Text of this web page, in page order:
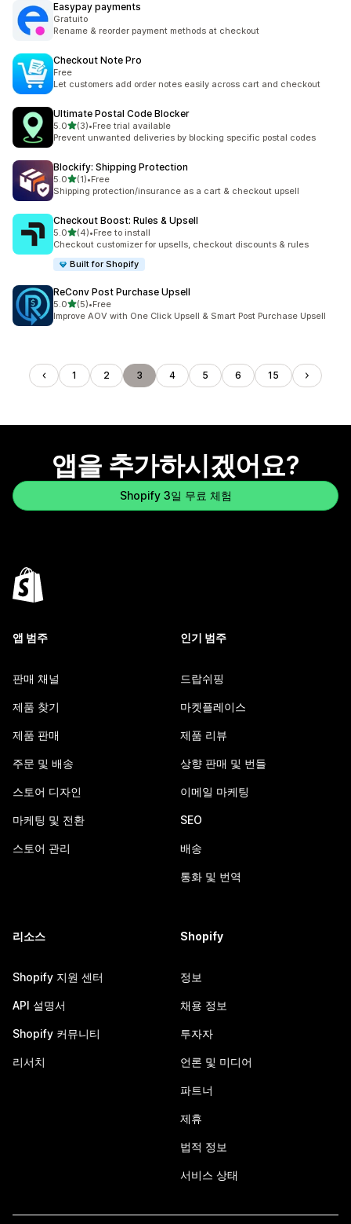
Easypay payments
Gratuito
Rename & reorder payment methods at checkout
Checkout Note Pro
Free
Let customers add order notes easily across cart and checkout
Ultimate Postal Code Blocker
5.0별 5개 중
(3)
총 리뷰 3개
•Free trial available
Prevent unwanted deliveries by blocking specific postal codes
Blockify: Shipping Protection
5.0별 5개 중
(1)
총 리뷰 1개
•Free
Shipping protection/insurance as a cart & checkout upsell
Checkout Boost: Rules & Upsell
5.0별 5개 중
(4)
총 리뷰 4개
•Free to install
Checkout customizer for upsells, checkout discounts & rules
Built for Shopify
ReConv Post Purchase Upsell
5.0별 5개 중
(5)
총 리뷰 5개
•Free
Improve AOV with One Click Upsell & Smart Post Purchase Upsell
1 2 3 4 5 6 15
앱을 추가하시겠어요?
Shopify 3일 무료 체험
앱 범주
판매 채널
제품 찾기
제품 판매
주문 및 배송
스토어 디자인
마케팅 및 전환
스토어 관리
인기 범주
드랍쉬핑
마켓플레이스
제품 리뷰
상향 판매 및 번들
이메일 마케팅
SEO
배송
통화 및 번역
리소스
Shopify 지원 센터
API 설명서
Shopify 커뮤니티
리서치
Shopify
정보
채용 정보
투자자
언론 및 미디어
파트너
제휴
법적 정보
서비스 상태